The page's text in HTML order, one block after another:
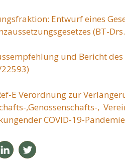
Entwurf eines
(BT-
und Bericht
E Verordnung zur
,Genossenschafts-,
COVID-19-Pandemie